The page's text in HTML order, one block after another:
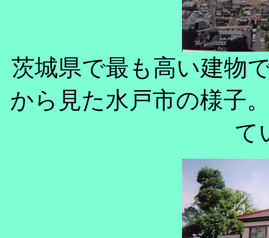
茨城県で最も高い建物
から見た水戸市の様子
て